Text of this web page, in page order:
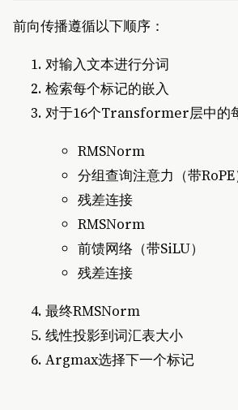
前向传播遵循以下顺序：
对输入文本进行分词
检索每个标记的嵌入
对于16个Transformer层中的
RMSNorm
分组查询注意力（带RoPE
残差连接
RMSNorm
前馈网络（带SiLU）
残差连接
最终RMSNorm
线性投影到词汇表大小
Argmax选择下一个标记